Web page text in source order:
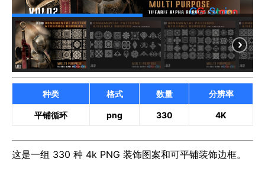
种类 格式 数量 分辨率
平铺循环 png 330 4K
这是一组 330 种 4k PNG 装饰图案和可平铺装饰边框。